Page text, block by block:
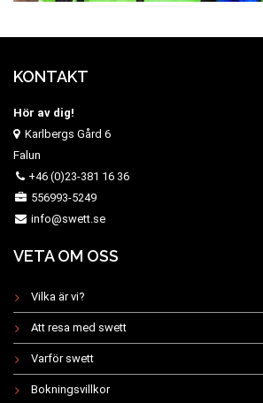
KONTAKT
Hör av dig!
Karlbergs Gård 6
Falun
+46 (0)23-381 16 36
556993-5249
info@swett.se
VETA OM OSS
Vilka är vi?
Att resa med swett
Varför swett
Bokningsvillkor